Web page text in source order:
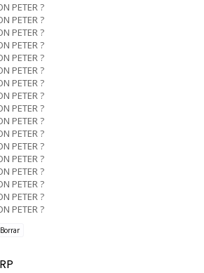
PETER ?
PETER ?
PETER ?
PETER ?
PETER ?
PETER ?
PETER ?
PETER ?
PETER ?
PETER ?
PETER ?
PETER ?
PETER ?
PETER ?
PETER ?
PETER ?
PETER ?
Borrar